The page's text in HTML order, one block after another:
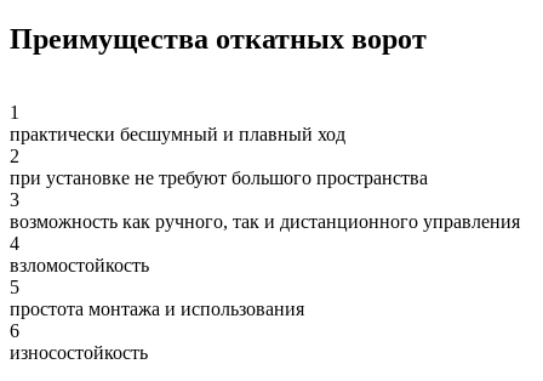
Преимущества откатных ворот
1
практически бесшумный и плавный ход
2
при установке не требуют большого пространства
3
возможность как ручного, так и дистанционного управления
4
взломостойкость
5
простота монтажа и использования
6
износостойкость